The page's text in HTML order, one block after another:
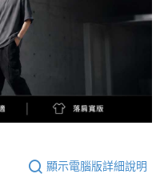
顯示電腦版詳細說明